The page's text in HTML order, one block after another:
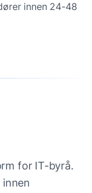
innen 24-48
for IT-byrå.